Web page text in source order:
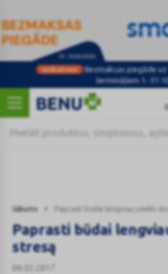
Ieskaties! Bezmaksas piegāde uz
termināļiem 1.-
Sākums Paprasti būdai lengviau įveikti
Kategorijas
Paprasti būdai
stresą
06.02.2017.